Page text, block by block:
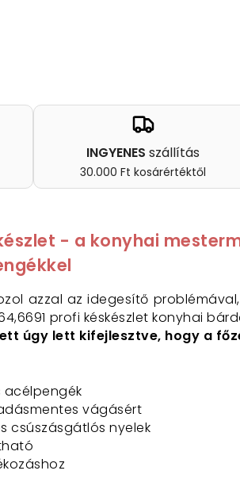
INGYENES szállítás
30.000 Ft kosárértéktől
- a konyhai
azzal az idegesítő
profi késkészlet konyhai
úgy lett kifejlesztve, hogy a
acélpengék
vágásért
csúszásgátlós nyelek